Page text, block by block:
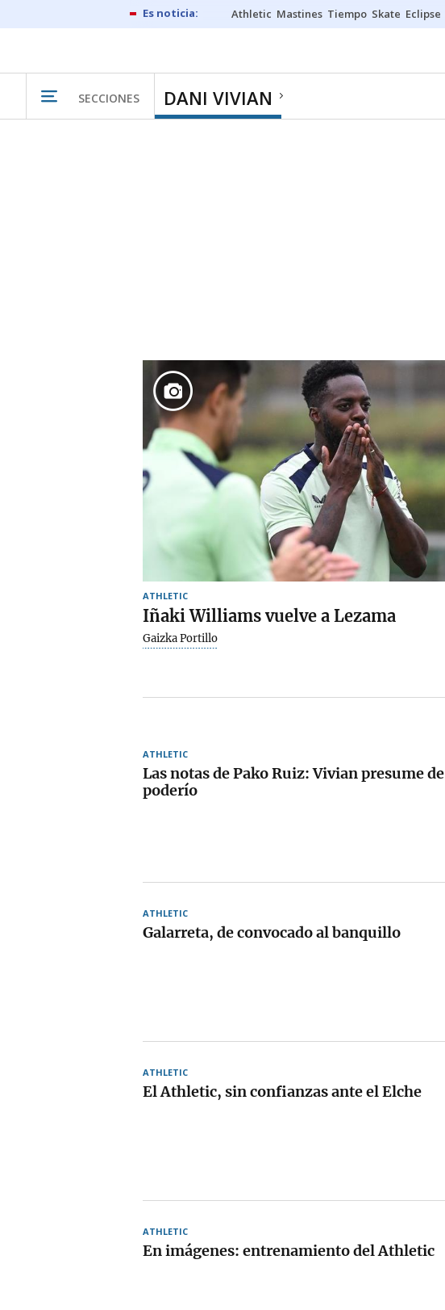
Athletic Mastines Tiempo Skate Eclipse
SECCIONES DANI VIVIAN
ATHLETIC
Iñaki Williams vuelve a Lezama
Gaizka Portillo
ATHLETIC
Las notas de Pako Ruiz: Vivian presume de
poderío
ATHLETIC
Galarreta, de convocado al banquillo
ATHLETIC
El Athletic, sin confianzas ante el Elche
ATHLETIC
En imágenes: entrenamiento del Athletic